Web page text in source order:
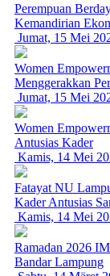
Perempuan
Kemandirian
Jumat, 15 Mei
Women
Menggerakkan
Jumat, 15 Mei
Women
Antusias Kader
Kamis, 14 Mei
Fatayat NU
Kader Antusias
Kamis, 14 Mei
Ramadan 2026
Bandar Lampung